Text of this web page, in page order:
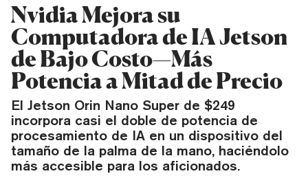
Nvidia Mejora su
Computadora de IA Jetson
de Bajo Costo—Más
Potencia a Mitad de Precio
El Jetson Orin Nano Super de $249
incorpora casi el doble de potencia de
procesamiento de IA en un dispositivo del
tamaño de la palma de la mano, haciéndolo
más accesible para los aficionados.